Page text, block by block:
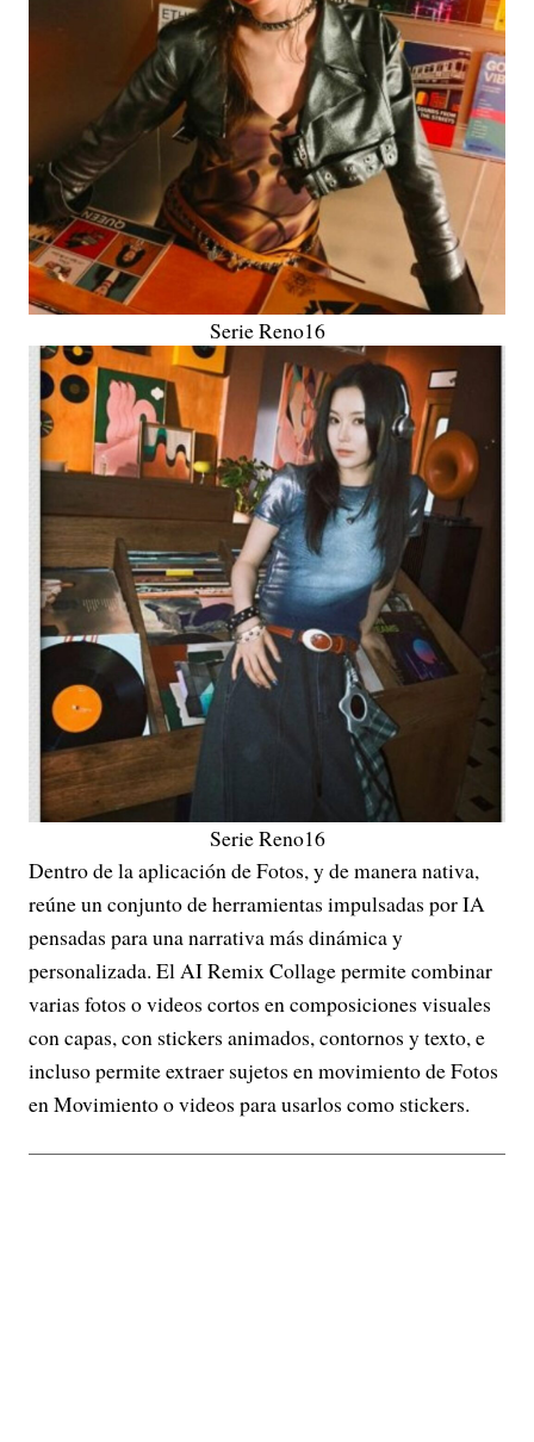
Serie Reno16
Serie Reno16
Dentro de la aplicación de Fotos, y de manera nativa,
reúne un conjunto de herramientas impulsadas por IA
pensadas para una narrativa más dinámica y
personalizada. El AI Remix Collage permite combinar
varias fotos o videos cortos en composiciones visuales
con capas, con stickers animados, contornos y texto, e
incluso permite extraer sujetos en movimiento de Fotos
en Movimiento o videos para usarlos como stickers.